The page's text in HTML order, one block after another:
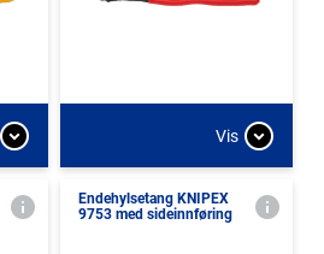
Vis
Endehylsetang KNIPEX
9753 med sideinnføring